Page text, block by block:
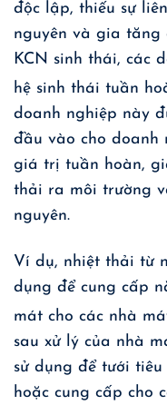
độc lập, thiếu sự
nguyên và gia tăng
KCN sinh thái, các
hệ sinh thái tuần
doanh nghiệp này
đầu vào cho doanh
giá trị tuần hoàn,
thải ra môi trường
nguyên.
Ví dụ, nhiệt thải từ
dụng để cung cấp
mát cho các nhà
sau xử lý của nhà
sử dụng để tưới
hoặc cung cấp cho